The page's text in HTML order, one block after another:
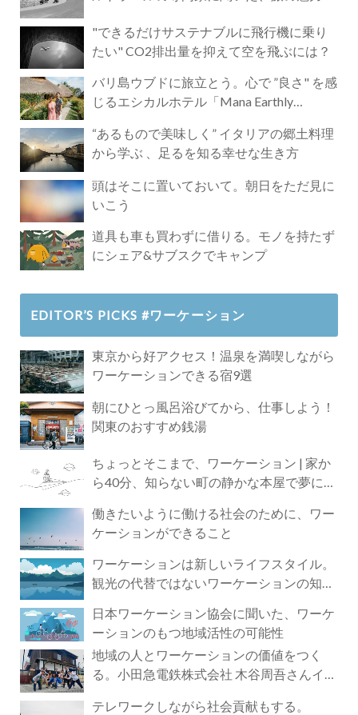
"できるだけサステナブルに飛行機に乗り
たい" CO2排出量を抑えて空を飛ぶには？
バリ島ウブドに旅立とう。心で ”良さ" を感
じるエシカルホテル「Mana Earthly
“あるもので美味しく” イタリアの郷土料理
から学ぶ 、足るを知る幸せな生き方
頭はそこに置いておいて。朝日をただ見に
いこう
道具も車も買わずに借りる。モノを持たず
にシェア&サブスクでキャンプ
EDITOR’S PICKS #ワーケーション
東京から好アクセス！温泉を満喫しながら
ワーケーションできる宿9選
朝にひとっ風呂浴びてから、仕事しよう！
関東のおすすめ銭湯
ちょっとそこまで、ワーケーション | 家か
ら40分、知らない町の静かな本屋で夢に近
働きたいように働ける社会のために、ワー
ケーションができること
ワーケーションは新しいライフスタイル。
観光の代替ではないワーケーションの知ら
日本ワーケーション協会に聞いた、ワーケ
ーションのもつ地域活性の可能性
地域の人とワーケーションの価値をつく
る。小田急電鉄株式会社 木谷周吾さんイン
テレワークしながら社会貢献もする。